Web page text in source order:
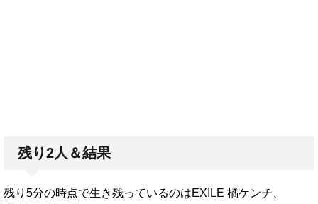
残り2人＆結果
残り5分の時点で生き残っているのはEXILE 橘ケンチ、